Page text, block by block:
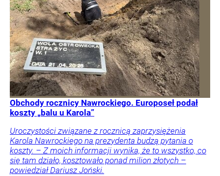
Obchody rocznicy Nawrockiego. Europoseł podał
koszty „balu u Karola”
Uroczystości związane z rocznicą zaprzysiężenia
Karola Nawrockiego na prezydenta budzą pytania o
koszty. – Z moich informacji wynika, że to wszystko, co
się tam działo, kosztowało ponad milion złotych –
powiedział Dariusz Joński.